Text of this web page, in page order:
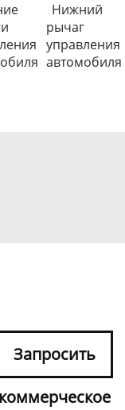
Нижний
рычаг
управления
автомобиля
Запросить
коммерческое